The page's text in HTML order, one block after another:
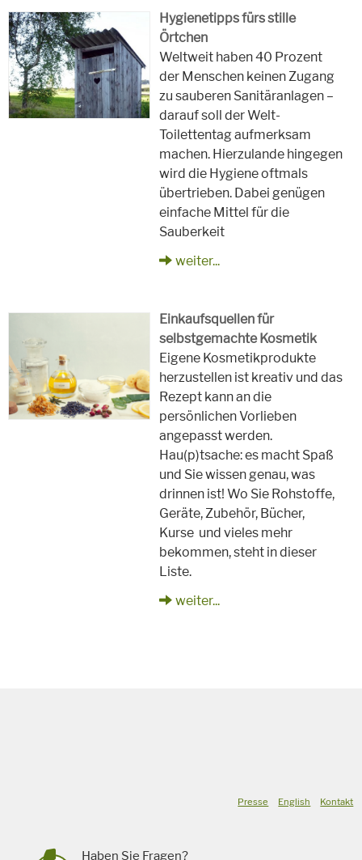
Hygienetipps fürs stille
Örtchen
Weltweit haben 40 Prozent
der Menschen keinen Zugang
zu sauberen Sanitäranlagen –
darauf soll der Welt-
Toilettentag aufmerksam
machen. Hierzulande hingegen
wird die Hygiene oftmals
übertrieben. Dabei genügen
einfache Mittel für die
Sauberkeit
weiter...
Einkaufsquellen für
selbstgemachte Kosmetik
Eigene Kosmetikprodukte
herzustellen ist kreativ und das
Rezept kann an die
persönlichen Vorlieben
angepasst werden.
Hau(p)tsache: es macht Spaß
und Sie wissen genau, was
drinnen ist! Wo Sie Rohstoffe,
Geräte, Zubehör, Bücher,
Kurse und vieles mehr
bekommen, steht in dieser
Liste.
weiter...
Presse English Kontakt
Haben Sie Fragen?